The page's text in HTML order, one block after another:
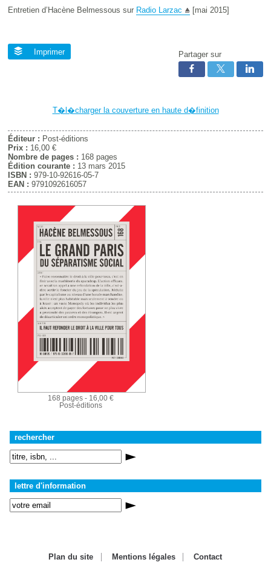
rechercher
lettre d'information
168 pages - 16,00 €
Post-éditions
Entretien d’Hacène Belmessous sur Radio Larzac [mai 2015]
Imprimer Partager sur
T�l�charger la couverture en haute d�finition
Éditeur : Post-éditions
Prix : 16,00 €
Nombre de pages : 168 pages
Édition courante : 13 mars 2015
ISBN : 979-10-92616-05-7
EAN : 9791092616057
Plan du site Mentions légales Contact